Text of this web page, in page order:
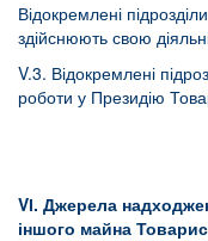
Відокремлені
здійснюють свою
V.3. Відокремлені
роботи у Президію
VІ. Джерела
іншого майна